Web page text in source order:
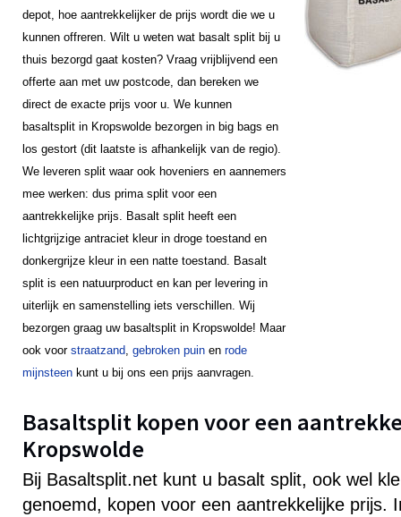
depot, hoe aantrekkelijker de prijs wordt die we u
kunnen offreren. Wilt u weten wat basalt split bij u
thuis bezorgd gaat kosten? Vraag vrijblijvend een
offerte aan met uw postcode, dan bereken we
direct de exacte prijs voor u. We kunnen
basaltsplit in Kropswolde bezorgen in big bags en
los gestort (dit laatste is afhankelijk van de regio).
We leveren split waar ook hoveniers en aannemers
mee werken: dus prima split voor een
aantrekkelijke prijs. Basalt split heeft een
lichtgrijzige antraciet kleur in droge toestand en
donkergrijze kleur in een natte toestand. Basalt
split is een natuurproduct en kan per levering in
uiterlijk en samenstelling iets verschillen. Wij
bezorgen graag uw basaltsplit in Kropswolde! Maar
ook voor straatzand, gebroken puin en rode
mijnsteen kunt u bij ons een prijs aanvragen.
Basaltsplit kopen voor een
Kropswolde
Bij Basaltsplit.net kunt u basalt split, ook wel
genoemd, kopen voor een aantrekkelijke prijs.